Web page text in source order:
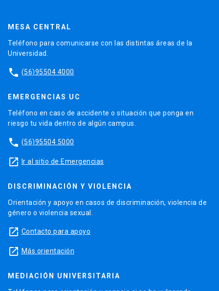
MESA CENTRAL
Teléfono para comunicarse con las distintas áreas de la
Universidad.
phone (56)95504 4000
EMERGENCIAS UC
Teléfono en caso de accidente o situación que ponga en
riesgo tu vida dentro de algún campus.
phone (56)95504 5000
launch Ir al sitio de Emergencias
DISCRIMINACIÓN Y VIOLENCIA
Orientación y apoyo en casos de discriminación, violencia de
género o violencia sexual.
launch Contacto para apoyo
launch Más orientación
MEDIACIÓN UNIVERSITARIA